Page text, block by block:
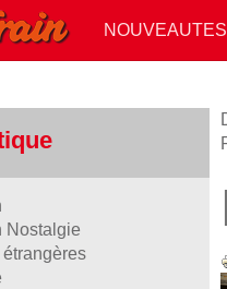
NOUVEAUTES
Nostalgie
étrangères